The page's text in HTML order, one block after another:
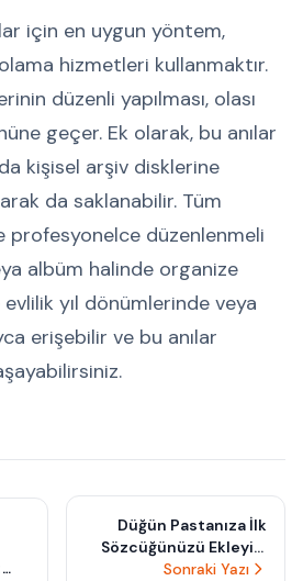
için en uygun yöntem,
hizmetleri kullanmaktır.
düzenli yapılması, olası
geçer. Ek olarak, bu anılar
kişisel arşiv disklerine
da saklanabilir. Tüm
profesyonelce düzenlenmeli
albüm halinde organize
yıl dönümlerinde veya
erişebilir ve bu anılar
Sonraki Yazı
Düğün Pastanıza İlk
Sözcüğünüzü Ekleyin:
Ağızdan Çıkan İlk